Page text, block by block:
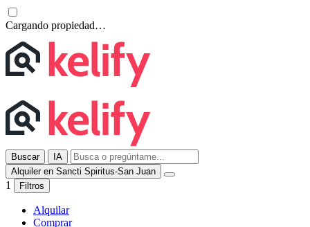
Cargando propiedad…
Buscar
IA
Alquiler en Sancti Spiritus-San Juan
1 Filtros
Alquilar
Comprar